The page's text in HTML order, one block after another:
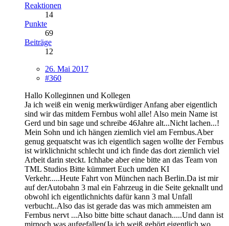
Reaktionen
14
Punkte
69
Beiträge
12
26. Mai 2017
#360
Hallo Kolleginnen und Kollegen
Ja ich weiß ein wenig merkwürdiger Anfang aber eigentlich
sind wir das mitdem Fernbus wohl alle! Also mein Name ist
Gerd und bin sage und schreibe 46Jahre alt...Nicht lachen...!
Mein Sohn und ich hängen ziemlich viel am Fernbus.Aber
genug gequatscht was ich eigentlich sagen wollte der Fernbus
ist wirklichnicht schlecht und ich finde das dort ziemlich viel
Arbeit darin steckt. Ichhabe aber eine bitte an das Team von
TML Studios Bitte kümmert Euch umden KI
Verkehr.....Heute Fahrt von München nach Berlin.Da ist mir
auf derAutobahn 3 mal ein Fahrzeug in die Seite geknallt und
obwohl ich eigentlichnichts dafür kann 3 mal Unfall
verbucht..Also das ist gerade das was mich ammeisten am
Fernbus nervt ...Also bitte bitte schaut danach.....Und dann ist
mirnoch was aufgefallen(Ja ich weiß gehört eigentlich wo